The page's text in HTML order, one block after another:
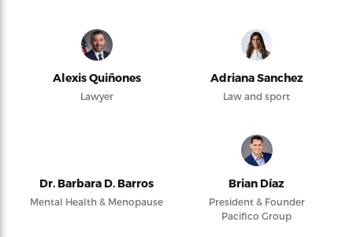
Alexis Quiñones
Lawyer
Adriana Sanchez
Law and sport
Dr. Barbara D. Barros
Mental Health & Menopause
Brian Díaz
President & Founder
Pacifico Group